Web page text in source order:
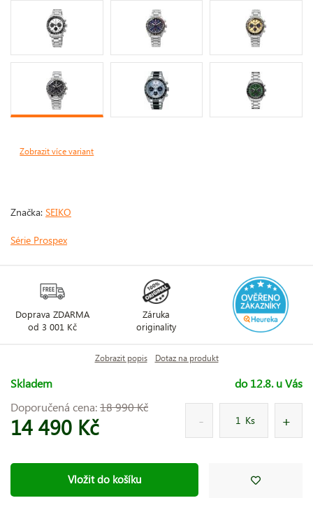
Zobrazit více variant
Značka: SEIKO
Série Prospex
Doprava ZDARMA
od 3 001 Kč
Záruka
originality
Zobrazit popis Dotaz na produkt
Skladem
do 12.8. u Vás
Doporučená cena:18 990 Kč
14 490 Kč Ks
Vložit do košíku